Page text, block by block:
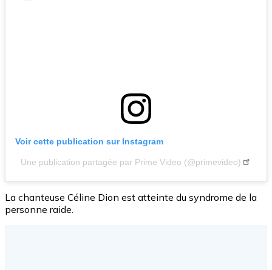
Voir cette publication sur Instagram
Une publication partagée par Prime Video (@primevideo)
La chanteuse Céline Dion est atteinte du syndrome de la
personne raide.